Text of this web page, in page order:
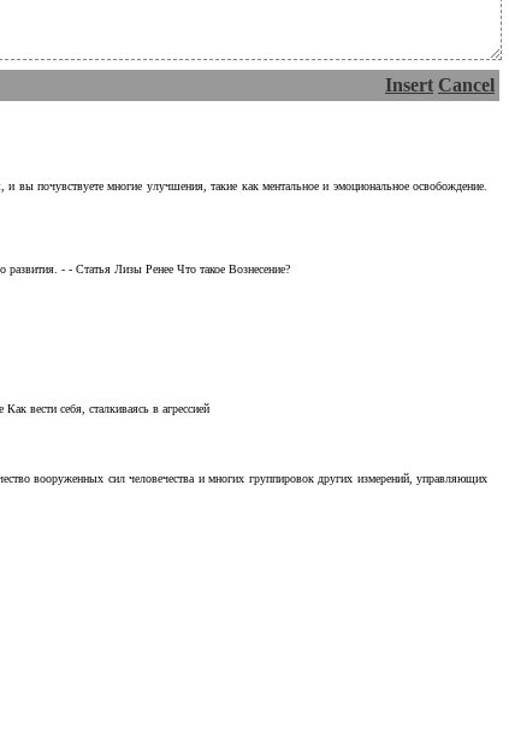
Insert Cancel
вы почувствуете многие улучшения, такие как ментальное и эмоциональное освобождение.
- - Статья Лизы Ренее Что такое Вознесение?
вести себя, сталкиваясь в агрессией
вооруженных сил человечества и многих группировок других измерений, управляющих